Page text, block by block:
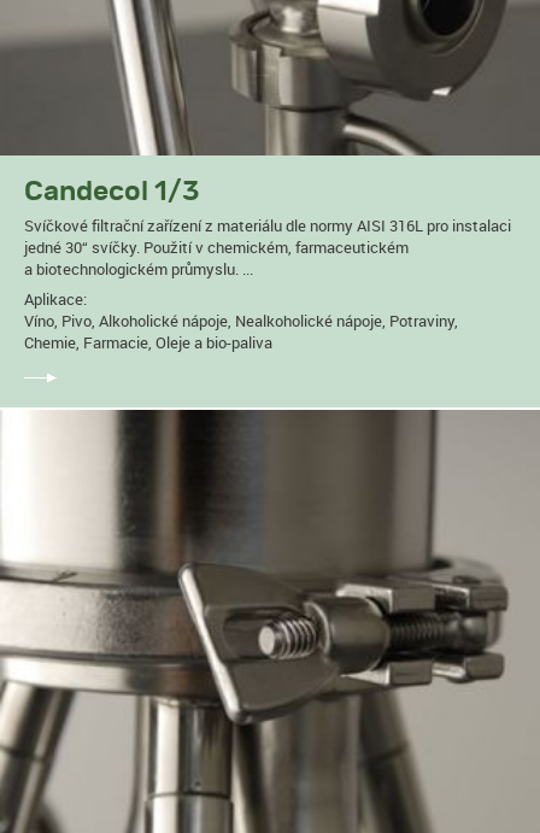
Candecol 1/3
Svíčkové filtrační zařízení z materiálu dle normy AISI 316L pro instalaci
jedné 30“ svíčky. Použití v chemickém, farmaceutickém
a biotechnologickém průmyslu. ...
Aplikace:
Víno, Pivo, Alkoholické nápoje, Nealkoholické nápoje, Potraviny,
Chemie, Farmacie, Oleje a bio-paliva